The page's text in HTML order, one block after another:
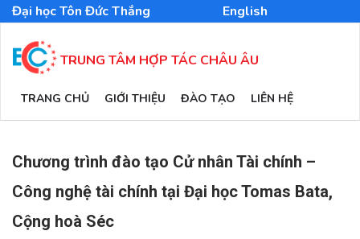
Nhảy
đến
dung
Đại học Tôn Đức Thắng English
TRUNG TÂM HỢP TÁC CHÂU ÂU
MAIN
NAVIGATION
TRANG CHỦ GIỚI THIỆU ĐÀO TẠO LIÊN HỆ
Chương trình đào tạo Cử nhân Tài chính –
Công nghệ tài chính tại Đại học Tomas Bata,
Cộng hoà Séc